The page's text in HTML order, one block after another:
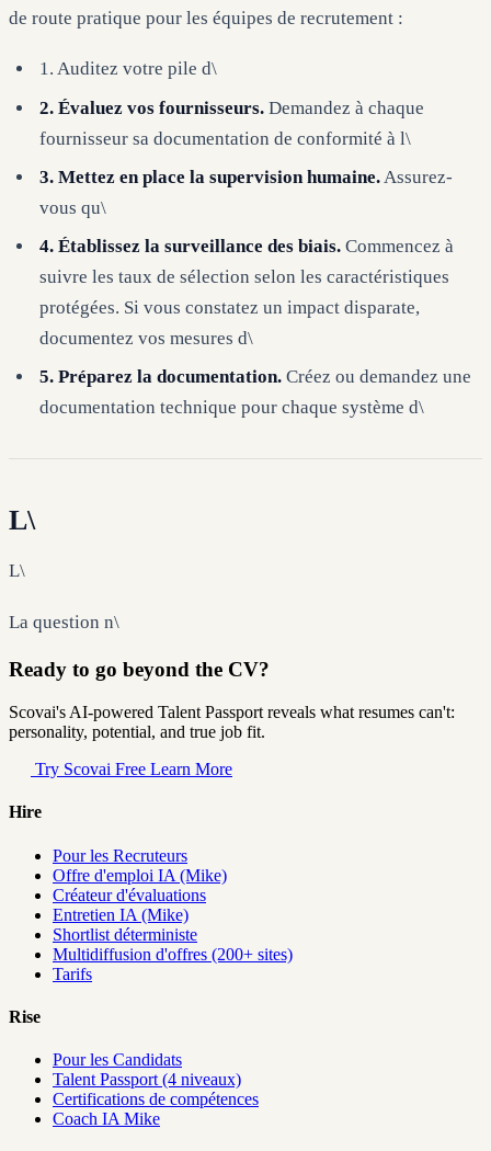
de route pratique pour les équipes de recrutement :
1. Auditez votre pile d\
2. Évaluez vos fournisseurs. Demandez à chaque
fournisseur sa documentation de conformité à l\
3. Mettez en place la supervision humaine. Assurez-
vous qu\
4. Établissez la surveillance des biais. Commencez à
suivre les taux de sélection selon les caractéristiques
protégées. Si vous constatez un impact disparate,
documentez vos mesures d\
5. Préparez la documentation. Créez ou demandez une
documentation technique pour chaque système d\
L\
L\
La question n\
Ready to go beyond the CV?
Scovai's AI-powered Talent Passport reveals what resumes can't:
personality, potential, and true job fit.
Try Scovai Free Learn More
Hire
Pour les Recruteurs
Offre d'emploi IA (Mike)
Créateur d'évaluations
Entretien IA (Mike)
Shortlist déterministe
Multidiffusion d'offres (200+ sites)
Tarifs
Rise
Pour les Candidats
Talent Passport (4 niveaux)
Certifications de compétences
Coach IA Mike